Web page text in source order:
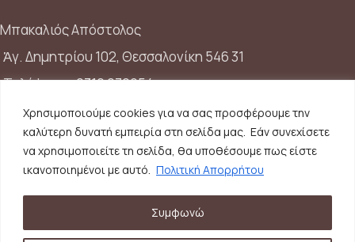
Χρησιμοποιούμε cookies για να σας προσφέρουμε την
καλύτερη δυνατή εμπειρία στη σελίδα μας. Εάν συνεχίσετε
να χρησιμοποιείτε τη σελίδα, θα υποθέσουμε πως είστε
ικανοποιημένοι με αυτό. Πολιτική Απορρήτου
Συμφωνώ
Μπακαλιός Απόστολος
Ἁγ. Δημητρίου 102, Θεσσαλονίκη 546 31
Τηλέφωνο:2310 272954
Κινητό:6948210538
Email:info@skalisto.com